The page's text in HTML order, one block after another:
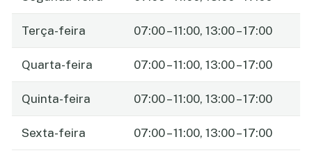
Terça-feira 07:00 – 11:00, 13:00 – 17:00
Quarta-feira 07:00 – 11:00, 13:00 – 17:00
Quinta-feira 07:00 – 11:00, 13:00 – 17:00
Sexta-feira 07:00 – 11:00, 13:00 – 17:00